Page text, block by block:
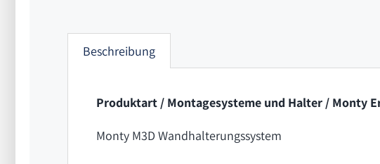
Beschreibung
Produktart / Montagesysteme und Halter / Monty
Monty M3D Wandhalterungssystem